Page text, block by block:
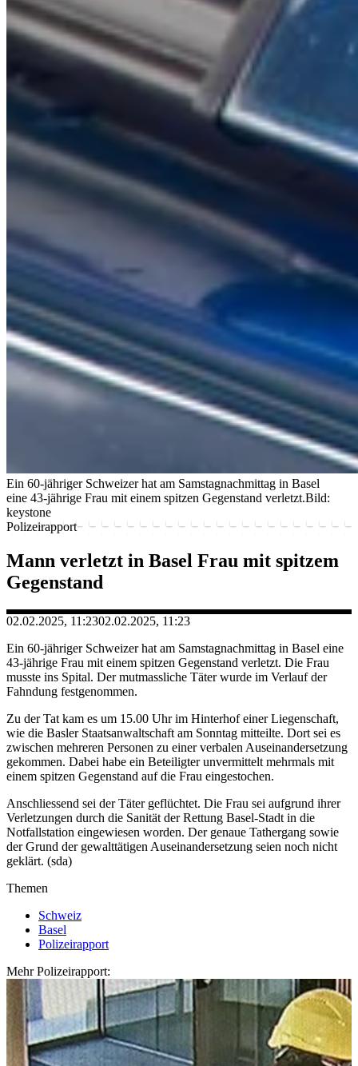
Ein 60-jähriger Schweizer hat am Samstagnachmittag in Basel
eine 43-jährige Frau mit einem spitzen Gegenstand verletzt.Bild:
keystone
Polizeirapport
Mann verletzt in Basel Frau mit spitzem
Gegenstand
02.02.2025, 11:2302.02.2025, 11:23
Ein 60-jähriger Schweizer hat am Samstagnachmittag in Basel eine
43-jährige Frau mit einem spitzen Gegenstand verletzt. Die Frau
musste ins Spital. Der mutmassliche Täter wurde im Verlauf der
Fahndung festgenommen.
Zu der Tat kam es um 15.00 Uhr im Hinterhof einer Liegenschaft,
wie die Basler Staatsanwaltschaft am Sonntag mitteilte. Dort sei es
zwischen mehreren Personen zu einer verbalen Auseinandersetzung
gekommen. Dabei habe ein Beteiligter unvermittelt mehrmals mit
einem spitzen Gegenstand auf die Frau eingestochen.
Anschliessend sei der Täter geflüchtet. Die Frau sei aufgrund ihrer
Verletzungen durch die Sanität der Rettung Basel-Stadt in die
Notfallstation eingewiesen worden. Der genaue Tathergang sowie
der Grund der gewalttätigen Auseinandersetzung seien noch nicht
geklärt. (sda)
Themen
Schweiz
Basel
Polizeirapport
Mehr Polizeirapport: